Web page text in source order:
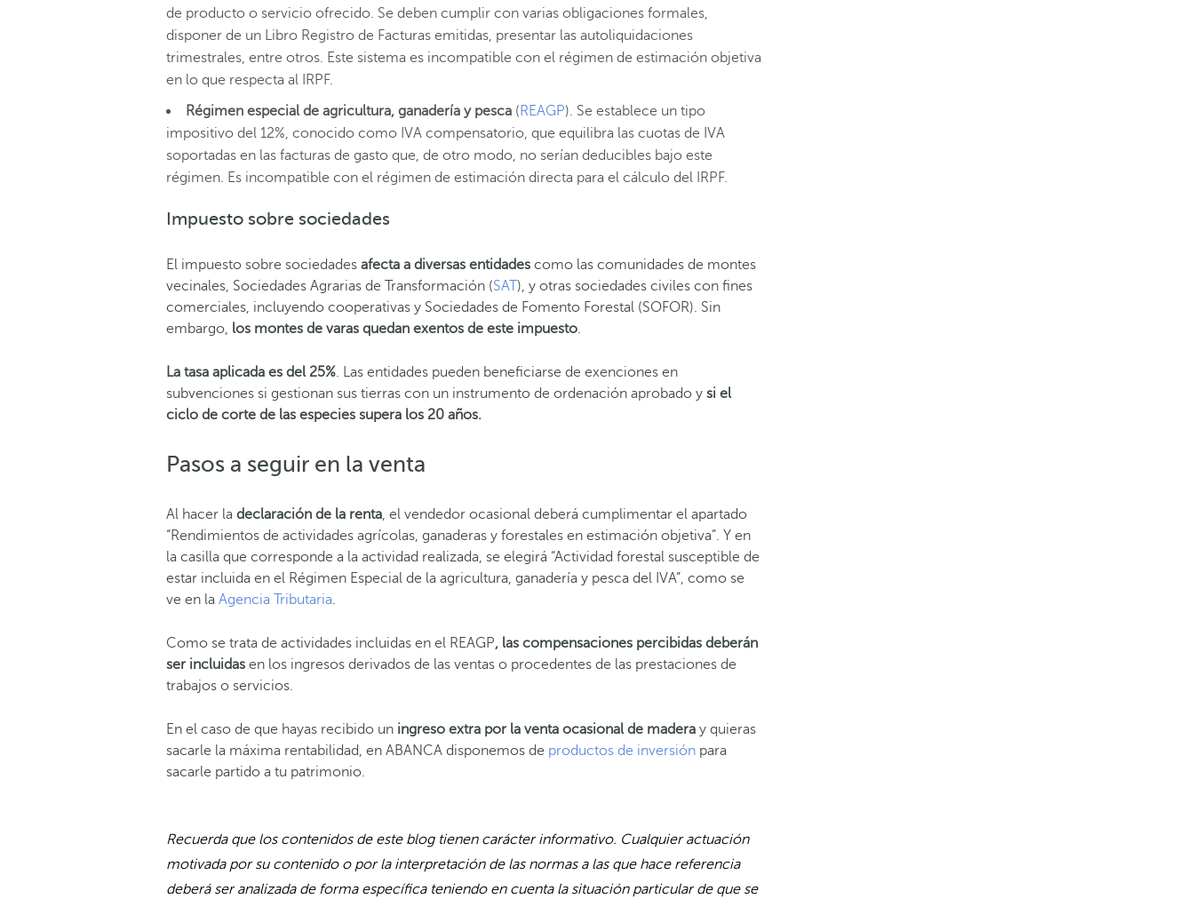
de producto o servicio ofrecido. Se deben cumplir con varias obligaciones formales,
disponer de un Libro Registro de Facturas emitidas, presentar las autoliquidaciones
trimestrales, entre otros. Este sistema es incompatible con el régimen de estimación objetiva
en lo que respecta al IRPF.
Régimen especial de agricultura, ganadería y pesca (REAGP). Se establece un tipo
impositivo del 12%, conocido como IVA compensatorio, que equilibra las cuotas de IVA
soportadas en las facturas de gasto que, de otro modo, no serían deducibles bajo este
régimen. Es incompatible con el régimen de estimación directa para el cálculo del IRPF.
Impuesto sobre sociedades
El impuesto sobre sociedades afecta a diversas entidades como las comunidades de montes
vecinales, Sociedades Agrarias de Transformación (SAT), y otras sociedades civiles con fines
comerciales, incluyendo cooperativas y Sociedades de Fomento Forestal (SOFOR). Sin
embargo, los montes de varas quedan exentos de este impuesto.
La tasa aplicada es del 25%. Las entidades pueden beneficiarse de exenciones en
subvenciones si gestionan sus tierras con un instrumento de ordenación aprobado y si el
ciclo de corte de las especies supera los 20 años.
Pasos a seguir en la venta
Al hacer la declaración de la renta, el vendedor ocasional deberá cumplimentar el apartado
“Rendimientos de actividades agrícolas, ganaderas y forestales en estimación objetiva”. Y en
la casilla que corresponde a la actividad realizada, se elegirá “Actividad forestal susceptible de
estar incluida en el Régimen Especial de la agricultura, ganadería y pesca del IVA”, como se
ve en la Agencia Tributaria.
Como se trata de actividades incluidas en el REAGP, las compensaciones percibidas deberán
ser incluidas en los ingresos derivados de las ventas o procedentes de las prestaciones de
trabajos o servicios.
En el caso de que hayas recibido un ingreso extra por la venta ocasional de madera y quieras
sacarle la máxima rentabilidad, en ABANCA disponemos de productos de inversión para
sacarle partido a tu patrimonio.
Recuerda que los contenidos de este blog tienen carácter informativo. Cualquier actuación
motivada por su contenido o por la interpretación de las normas a las que hace referencia
deberá ser analizada de forma específica teniendo en cuenta la situación particular de que se